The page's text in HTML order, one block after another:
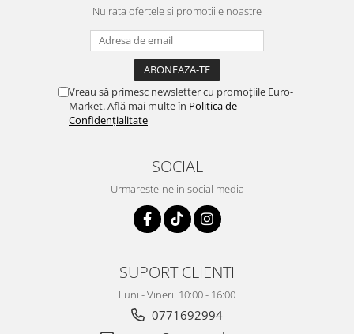
Nu rata ofertele si promotiile noastre
Vreau să primesc newsletter cu promoțiile Euro-
Market. Află mai multe în Politica de
Confidențialitate
SOCIAL
Urmareste-ne in social media
SUPORT CLIENTI
Luni - Vineri: 10:00 - 16:00
0771692994